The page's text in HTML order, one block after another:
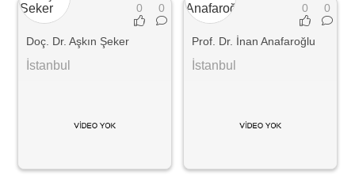
0 0
Doç. Dr. Aşkın Şeker
İstanbul
0 0
Prof. Dr. İnan Anafaroğlu
İstanbul